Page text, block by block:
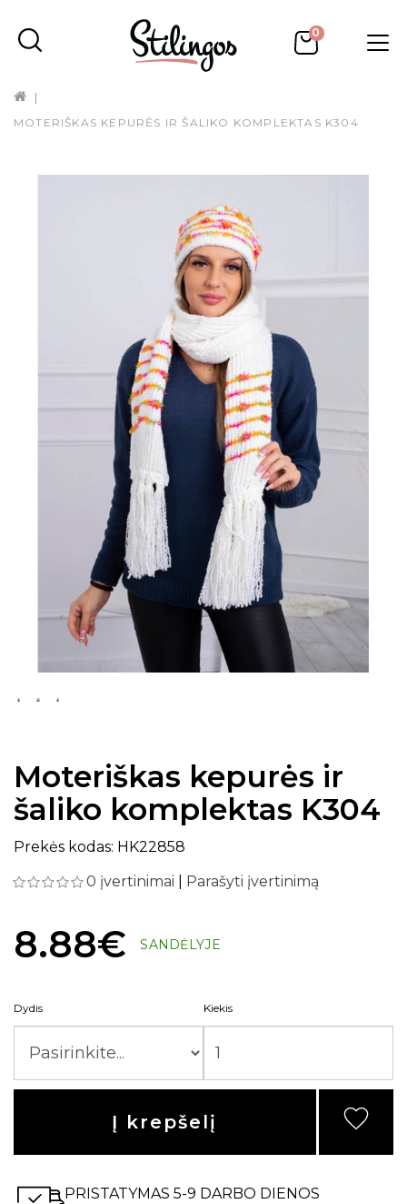
0
MOTERIŠKAS KEPURĖS IR ŠALIKO KOMPLEKTAS K304
Moteriškas kepurės ir
šaliko komplektas K304
Prekės kodas: HK22858
0 įvertinimai
Parašyti įvertinimą
8.88€ SANDĖLYJE
Dydis Kiekis
Į krepšelį
PRISTATYMAS 5-9 DARBO DIENOS